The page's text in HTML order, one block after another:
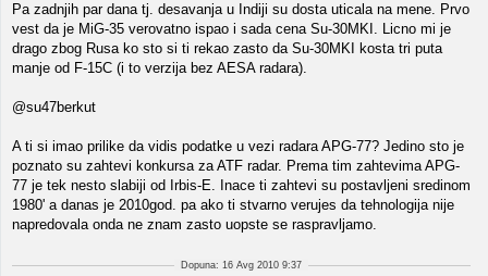
Pa zadnjih par dana tj. desavanja u Indiji su dosta uticala na mene. Prvo
vest da je MiG-35 verovatno ispao i sada cena Su-30MKI. Licno mi je
drago zbog Rusa ko sto si ti rekao zasto da Su-30MKI kosta tri puta
manje od F-15C (i to verzija bez AESA radara).
@su47berkut
A ti si imao prilike da vidis podatke u vezi radara APG-77? Jedino sto je
poznato su zahtevi konkursa za ATF radar. Prema tim zahtevima APG-
77 je tek nesto slabiji od Irbis-E. Inace ti zahtevi su postavljeni sredinom
1980' a danas je 2010god. pa ako ti stvarno verujes da tehnologija nije
napredovala onda ne znam zasto uopste se raspravljamo.
Dopuna: 16 Avg 2010 9:37